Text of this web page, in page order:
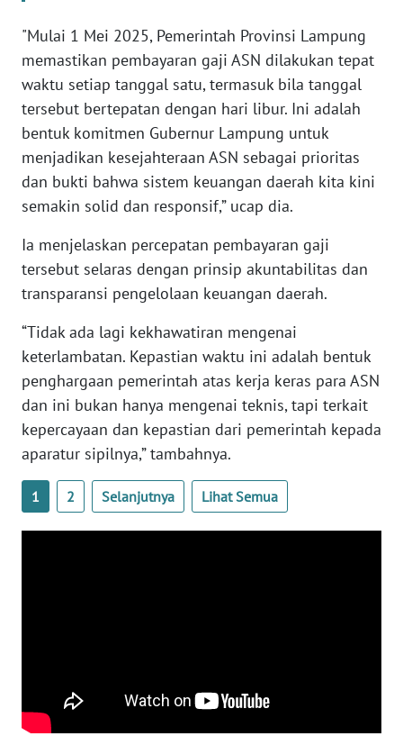
"Mulai 1 Mei 2025, Pemerintah Provinsi Lampung
memastikan pembayaran gaji ASN dilakukan tepat
waktu setiap tanggal satu, termasuk bila tanggal
tersebut bertepatan dengan hari libur. Ini adalah
bentuk komitmen Gubernur Lampung untuk
menjadikan kesejahteraan ASN sebagai prioritas
dan bukti bahwa sistem keuangan daerah kita kini
semakin solid dan responsif,” ucap dia.
Ia menjelaskan percepatan pembayaran gaji
tersebut selaras dengan prinsip akuntabilitas dan
transparansi pengelolaan keuangan daerah.
“Tidak ada lagi kekhawatiran mengenai
keterlambatan. Kepastian waktu ini adalah bentuk
penghargaan pemerintah atas kerja keras para ASN
dan ini bukan hanya mengenai teknis, tapi terkait
kepercayaan dan kepastian dari pemerintah kepada
aparatur sipilnya,” tambahnya.
1 2 Selanjutnya Lihat Semua
SERAMBI
WN
JAMBI
WN
SULTRA
NTB
WN
WN
SULBAR
WN
BABEL
WN
SUMBAR
WN
LAMPUNG